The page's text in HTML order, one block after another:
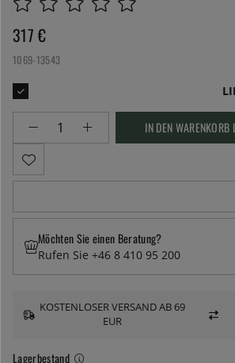
317 €
1069-13543
IN DEN WARENKORB
Lagerbestand
Möchten Sie einen Beratung?
Rufen Sie +46 8 410 95 200
KOSTENLOSER VERSAND AB 69
EUR